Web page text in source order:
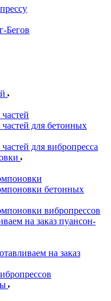
Бегов
для бетонных
для вибропресса
бетонных
вибропрессов
на заказ пуансон-
на заказ